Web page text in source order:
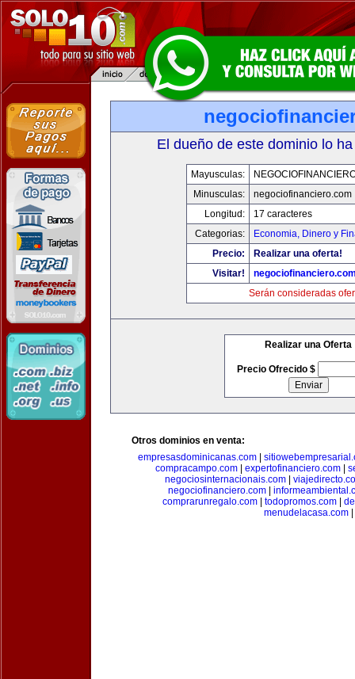
El dueño de este dominio lo
Mayusculas:
Minusculas:
negociofinanciero.com
Longitud:
17 caracteres
Categorias:
Economia, Dinero y
Precio:
Realizar una oferta!
Visitar!
Serán consideradas
Realizar una Oferta
Precio Ofrecido $
Otros dominios en venta:
empresasdominicanas.com|
compracampo.com| expertofinanciero.com|
negociosinternacionais.com
negociofinanciero.com
comprarunregalo.com| todopromos.com|
menudelacasa.com|